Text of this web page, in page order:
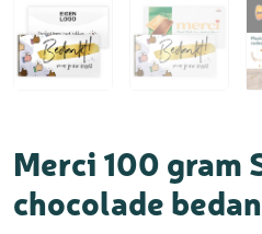
Merci 100 gram
chocolade